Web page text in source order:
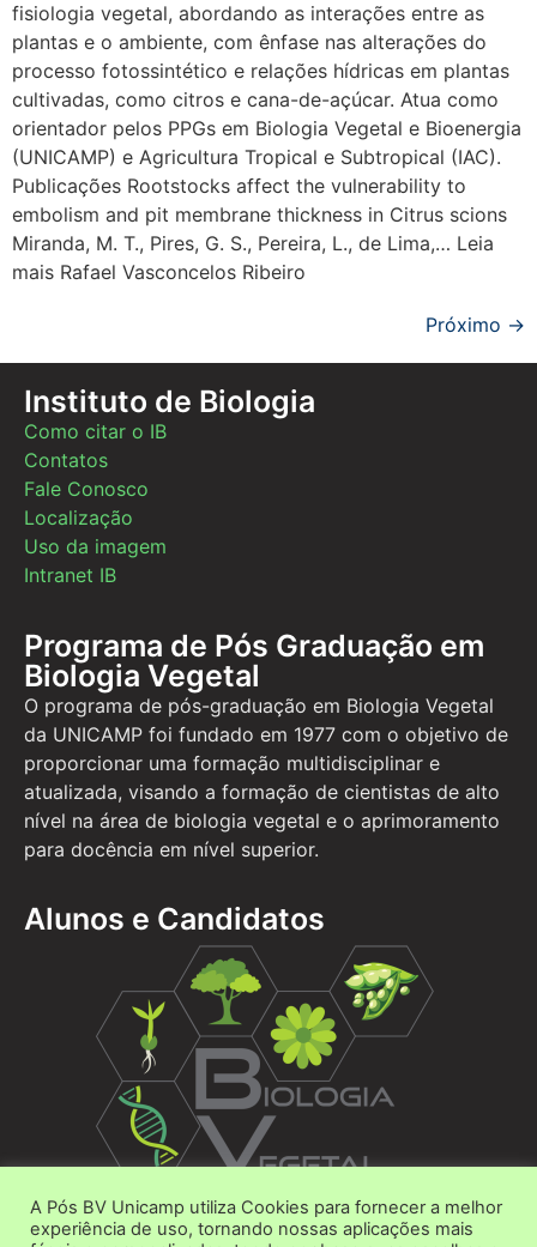
fisiologia vegetal, abordando as interações entre as
plantas e o ambiente, com ênfase nas alterações do
processo fotossintético e relações hídricas em plantas
cultivadas, como citros e cana-de-açúcar. Atua como
orientador pelos PPGs em Biologia Vegetal e Bioenergia
(UNICAMP) e Agricultura Tropical e Subtropical (IAC).
Publicações Rootstocks affect the vulnerability to
embolism and pit membrane thickness in Citrus scions
Miranda, M. T., Pires, G. S., Pereira, L., de Lima,… Leia
mais Rafael Vasconcelos Ribeiro
Próximo →
Instituto de Biologia
Como citar o IB
Contatos
Fale Conosco
Localização
Uso da imagem
Intranet IB
Programa de Pós Graduação em
Biologia Vegetal
O programa de pós-graduação em Biologia Vegetal
da UNICAMP foi fundado em 1977 com o objetivo de
proporcionar uma formação multidisciplinar e
atualizada, visando a formação de cientistas de alto
nível na área de biologia vegetal e o aprimoramento
para docência em nível superior.
Alunos e Candidatos
Área do Aluno
A Pós BV Unicamp utiliza Cookies para fornecer a melhor
experiência de uso, tornando nossas aplicações mais